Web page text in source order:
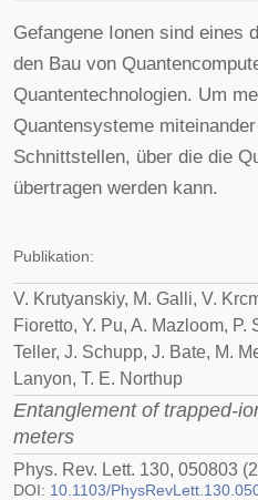
Gefangene Ionen sind eines
den Bau von
Quantentechnologien. Um
Quantensysteme
Schnittstellen, über die die
übertragen werden kann.
Publikation:
V. Krutyanskiy, M. Galli, V.
Fioretto, Y. Pu, A. Mazloom, P.
Teller, J. Schupp, J. Bate, M.
Lanyon, T. E. Northup
Entanglement of trapped-
meters
Phys. Rev. Lett. 130, 050803
DOI: 10.1103/